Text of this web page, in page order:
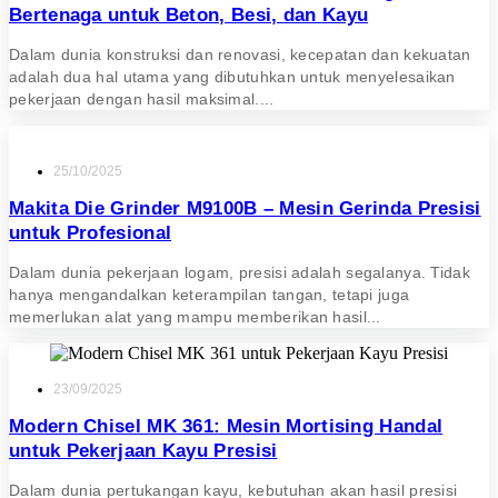
Bertenaga untuk Beton, Besi, dan Kayu
Dalam dunia konstruksi dan renovasi, kecepatan dan kekuatan
adalah dua hal utama yang dibutuhkan untuk menyelesaikan
pekerjaan dengan hasil maksimal....
25/10/2025
Makita Die Grinder M9100B – Mesin Gerinda Presisi
untuk Profesional
Dalam dunia pekerjaan logam, presisi adalah segalanya. Tidak
hanya mengandalkan keterampilan tangan, tetapi juga
memerlukan alat yang mampu memberikan hasil...
23/09/2025
Modern Chisel MK 361: Mesin Mortising Handal
untuk Pekerjaan Kayu Presisi
Dalam dunia pertukangan kayu, kebutuhan akan hasil presisi